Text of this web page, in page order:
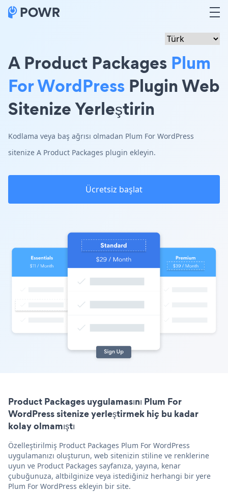
A Product Packages Plum
For WordPress Plugin Web
Sitenize Yerleştirin
Kodlama veya baş ağrısı olmadan Plum For WordPress
sitenize A Product Packages plugin ekleyin.
Ücretsiz başlat
Product Packages uygulamasını Plum For
WordPress sitenize yerleştirmek hiç bu kadar
kolay olmamıştı
Özelleştirilmiş Product Packages Plum For WordPress
uygulamanızı oluşturun, web sitenizin stiline ve renklerine
uyun ve Product Packages sayfanıza, yayına, kenar
çubuğunuza, altbilginize veya istediğiniz herhangi bir yere
Plum For WordPress ekleyin bir site.